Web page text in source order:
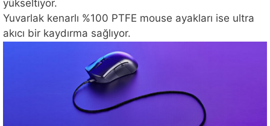
yükseltiyor.
Yuvarlak kenarlı %100 PTFE mouse ayakları ise ultra
akıcı bir kaydırma sağlıyor.